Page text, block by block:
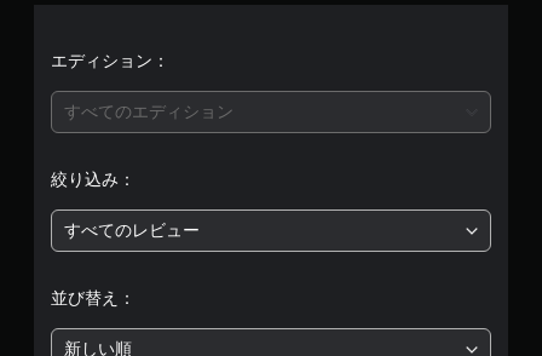
価
は
段
エディション：
すべてのエディション
絞り込み：
すべてのレビュー
並び替え：
新しい順